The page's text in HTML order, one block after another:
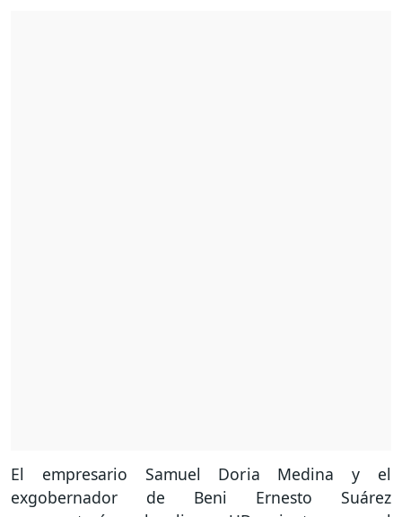
El empresario Samuel Doria Medina y el
exgobernador de Beni Ernesto Suárez